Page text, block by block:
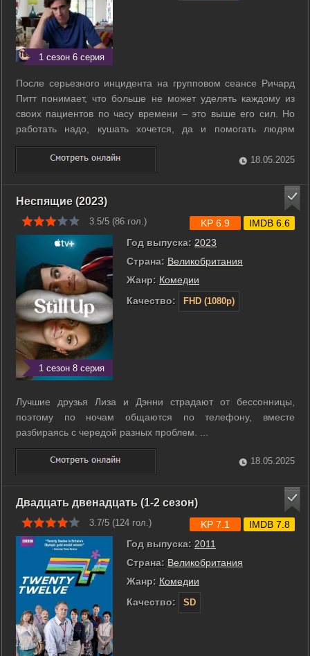
1 сезон 6 серия
После серьезного инцидента на групповом сеансе Ричард
Питт понимает, что больше не может уделять каждому из
своих пациентов по часу времени – это выше его сил. Но
работать надо, кушать хочется, да и помогать людям
хочется не меньше, и потому Питт разрабатывает
абсолютно новый формат психотерапии – короткие онлайн-
беседы по вебке. И с изумлением ...
18.05.2025
Неспящие (2023)
3.5/5 (86 гол.)
1 сезон 8 серия
Год выпуска: 2023
Страна: Великобритания
Жанр: Комедии
Качество:
FHD (1080p)
KP 6.9 IMDB 6.6
Лучшие друзья Лиза и Дэнни страдают от бессонницы,
поэтому по ночам общаются по телефону, вместе
разбираясь с чередой разных проблем. ...
18.05.2025
Двадцать двенадцать (1-2 сезон)
3.7/5 (124 гол.)
Год выпуска: 2011
Страна: Великобритания
Жанр: Комедии
Качество:
SD
KP 7.1 IMDB 7.8